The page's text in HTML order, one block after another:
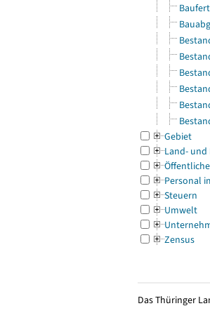
Gebiet
Land-
Personal
Steuern
Umwelt
Zensus
Das Thüringer